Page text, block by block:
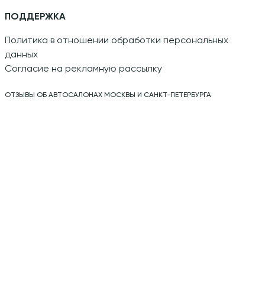
ПОДДЕРЖКА
Политика в отношении обработки персональных
данных
Согласие на рекламную рассылку
ОТЗЫВЫ ОБ АВТОСАЛОНАХ МОСКВЫ И САНКТ-ПЕТЕРБУРГА